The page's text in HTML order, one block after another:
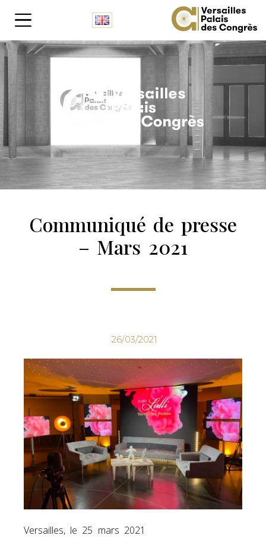
Communiqué de presse
– Mars 2021
26/03/2021
Versailles, le 25 mars 2021